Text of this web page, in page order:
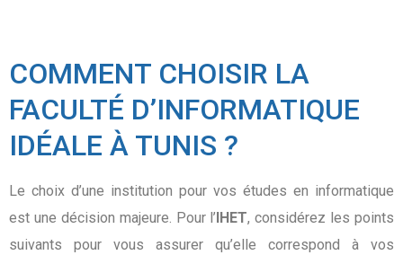
COMMENT CHOISIR LA
FACULTÉ D’INFORMATIQUE
IDÉALE À TUNIS ?
Le choix d’une institution pour vos études en informatique
est une décision majeure. Pour l’ IHET, considérez les points
suivants pour vous assurer qu’elle correspond à vos